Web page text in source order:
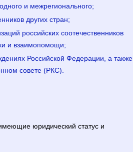
и межрегионального;
других стран;
российских соотечественников
и взаимопомощи;
Российской Федерации, а также
совете (РКС).
юридический статус и